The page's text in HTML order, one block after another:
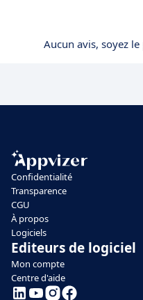
Aucun avis, soyez
Confidentialité
Transparence
CGU
À propos
Logiciels
Editeurs de logiciel
Mon compte
Centre d'aide